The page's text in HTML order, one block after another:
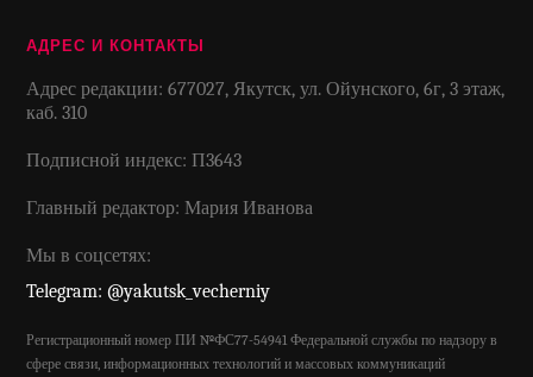
АДРЕС И КОНТАКТЫ
Адрес редакции: 677027, Якутск, ул. Ойунского, 6г, 3 этаж,
каб. 310
Подписной индекс: П3643
Главный редактор: Мария Иванова
Мы в соцсетях:
Telegram: @yakutsk_vecherniy
Регистрационный номер ПИ №ФС77-54941 Федеральной службы по надзору в
сфере связи, информационных технологий и массовых коммуникаций